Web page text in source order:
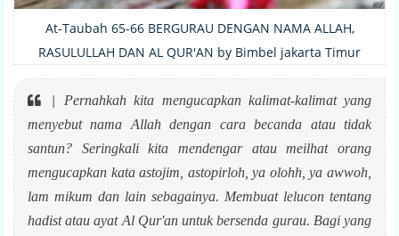
At-Taubah 65-66 BERGURAU DENGAN NAMA ALLAH,
RASULULLAH DAN AL QUR'AN by Bimbel jakarta Timur
|
Pernahkah kita mengucapkan kalimat-kalimat yang
menyebut nama Allah dengan cara becanda atau tidak
santun? Seringkali kita mendengar atau meilhat orang
mengucapkan kata astojim, astopirloh, ya olohh, ya awwoh,
lam mikum dan lain sebagainya. Membuat lelucon tentang
hadist atau ayat Al Qur'an untuk bersenda gurau. Bagi yang